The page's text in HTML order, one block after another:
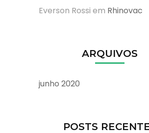
Everson Rossi em Rhinovac
ARQUIVOS
junho 2020
POSTS